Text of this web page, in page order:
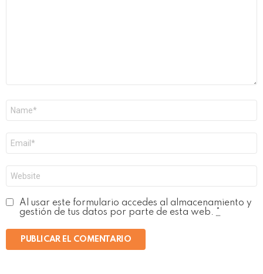
electrónico
*
Al usar este formulario accedes al almacenamiento y
gestión de tus datos por parte de esta web.